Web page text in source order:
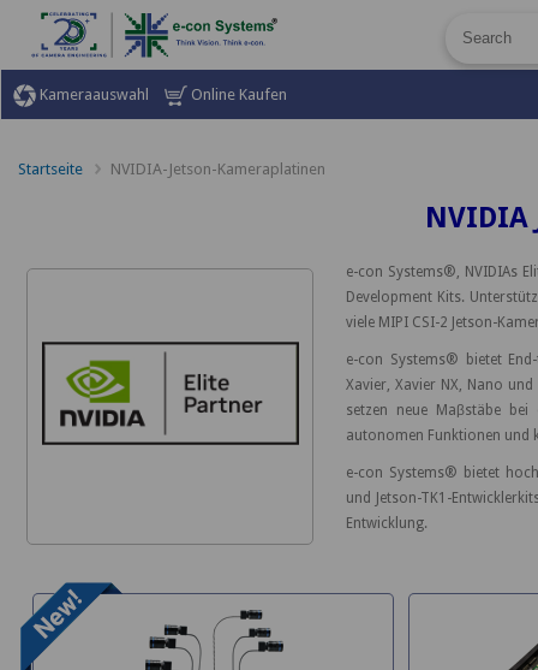
Kameraauswahl Online Kaufen
Startseite NVIDIA-Jetson-Kameraplatinen
NVIDIA
e-con Systems®, NVIDIAs
Development Kits.
viele MIPI CSI-2 Jetson-
e-con Systems® bietet
Xavier, Xavier NX, Nano
setzen neue Maβstäbe
autonomen Funktionen und
e-con Systems® bietet
und Jetson-TK1-
Entwicklung.